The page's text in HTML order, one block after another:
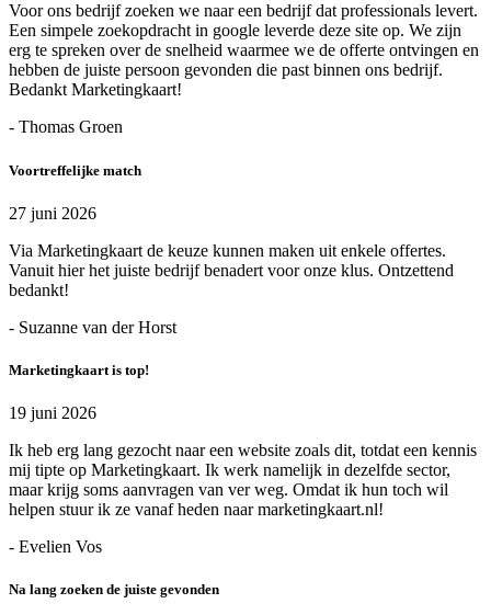
Voor ons bedrijf zoeken we naar een bedrijf dat professionals levert.
Een simpele zoekopdracht in google leverde deze site op. We zijn
erg te spreken over de snelheid waarmee we de offerte ontvingen en
hebben de juiste persoon gevonden die past binnen ons bedrijf.
Bedankt Marketingkaart!
- Thomas Groen
Voortreffelijke match
27 juni 2026
Via Marketingkaart de keuze kunnen maken uit enkele offertes.
Vanuit hier het juiste bedrijf benadert voor onze klus. Ontzettend
bedankt!
- Suzanne van der Horst
Marketingkaart is top!
19 juni 2026
Ik heb erg lang gezocht naar een website zoals dit, totdat een kennis
mij tipte op Marketingkaart. Ik werk namelijk in dezelfde sector,
maar krijg soms aanvragen van ver weg. Omdat ik hun toch wil
helpen stuur ik ze vanaf heden naar marketingkaart.nl!
- Evelien Vos
Na lang zoeken de juiste gevonden